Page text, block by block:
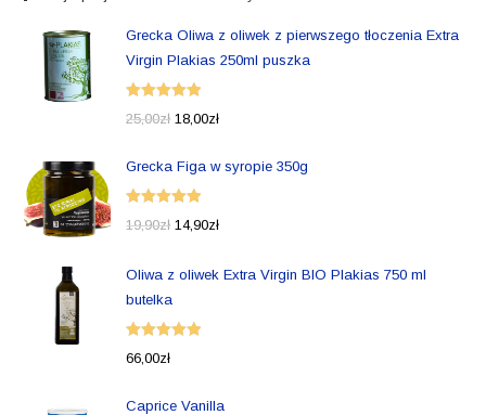
Grecka Oliwa z oliwek z pierwszego tłoczenia Extra
Virgin Plakias 250ml puszka
Oceniono
25,00zł 18,00zł
Grecka Figa w syropie 350g
Oceniono
19,90zł 14,90zł
Oliwa z oliwek Extra Virgin BIO Plakias 750 ml
butelka
Oceniono
66,00zł
Caprice Vanilla